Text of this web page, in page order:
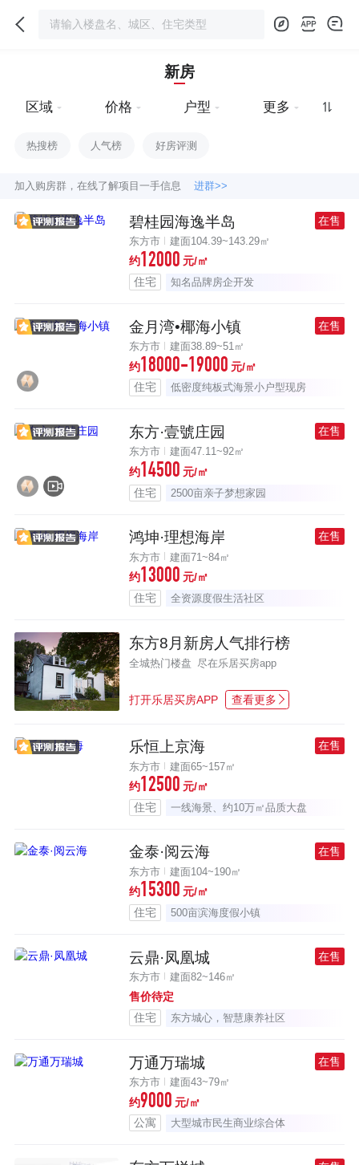
新房
区域 价格 户型 更多
热搜榜 人气榜 好房评测
加入购房群，在线了解项目一手信息 进群>>
碧桂园海逸半岛 在售
东方市 建面104.39~143.29㎡
约12000 元/㎡
住宅
知名品牌房企开发
金月湾•椰海小镇 在售
东方市 建面38.89~51㎡
约18000-19000 元/㎡
住宅
低密度纯板式海景小户型现房
东方·壹號庄园 在售
东方市 建面47.11~92㎡
约14500 元/㎡
住宅
2500亩亲子梦想家园
鸿坤·理想海岸 在售
东方市 建面71~84㎡
约13000 元/㎡
住宅
全资源度假生活社区
东方8月新房人气排行榜
全城热门楼盘 尽在乐居买房app
打开乐居买房APP 查看更多
乐恒上京海 在售
东方市 建面65~157㎡
约12500 元/㎡
住宅
一线海景、约10万㎡品质大盘
金泰·阅云海 在售
东方市 建面104~190㎡
约15300 元/㎡
住宅
500亩滨海度假小镇
云鼎·凤凰城 在售
东方市 建面82~146㎡
售价待定
住宅
东方城心，智慧康养社区
万通万瑞城 在售
东方市 建面43~79㎡
约9000 元/㎡
公寓
大型城市民生商业综合体